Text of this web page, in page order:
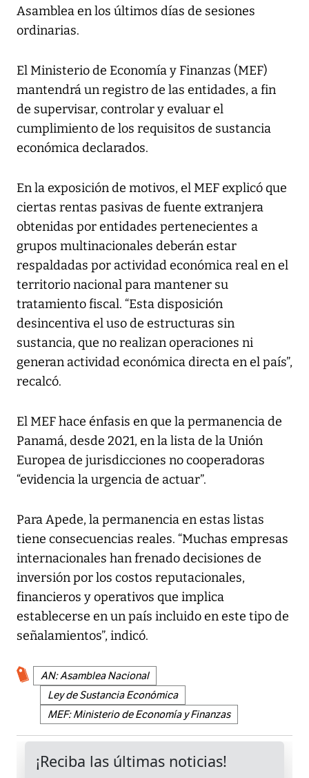
Asamblea en los últimos días de sesiones
ordinarias.
El Ministerio de Economía y Finanzas (MEF)
mantendrá un registro de las entidades, a fin
de supervisar, controlar y evaluar el
cumplimiento de los requisitos de sustancia
económica declarados.
En la exposición de motivos, el MEF explicó que
ciertas rentas pasivas de fuente extranjera
obtenidas por entidades pertenecientes a
grupos multinacionales deberán estar
respaldadas por actividad económica real en el
territorio nacional para mantener su
tratamiento fiscal. “Esta disposición
desincentiva el uso de estructuras sin
sustancia, que no realizan operaciones ni
generan actividad económica directa en el país”,
recalcó.
El MEF hace énfasis en que la permanencia de
Panamá, desde 2021, en la lista de la Unión
Europea de jurisdicciones no cooperadoras
“evidencia la urgencia de actuar”.
Para Apede, la permanencia en estas listas
tiene consecuencias reales. “Muchas empresas
internacionales han frenado decisiones de
inversión por los costos reputacionales,
financieros y operativos que implica
establecerse en un país incluido en este tipo de
señalamientos”, indicó.
AN: Asamblea Nacional
Ley de Sustancia Económica
MEF: Ministerio de Economía y Finanzas